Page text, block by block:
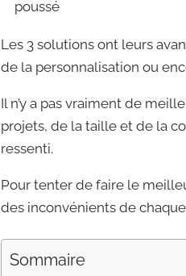
poussé
Les 3 solutions ont leurs
de la personnalisation ou
Il n’y a pas vraiment de
projets, de la taille et de la
ressenti.
Pour tenter de faire le
des inconvénients de
Sommaire